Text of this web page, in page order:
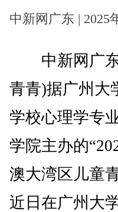
中新网广东 | 2025
中新网广东
青青)据广州大
学校心理学专
学院主办的
澳大湾区儿童
近日在广州大